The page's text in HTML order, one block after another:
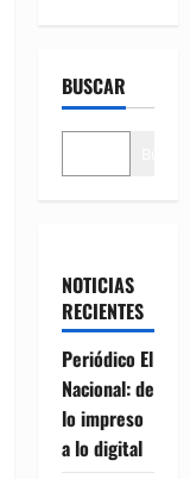
BUSCAR
NOTICIAS
RECIENTES
Periódico El
Nacional: de
lo impreso
a lo digital